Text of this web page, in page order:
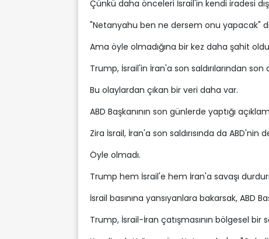
Çünkü daha önceleri İsrail'in kendi iradesi
"Netanyahu ben ne dersem onu yapacak"
Ama öyle olmadığına bir kez daha şahit
Trump, İsrail'in İran'a son saldırılarından
Bu olaylardan çıkan bir veri daha var.
ABD Başkanının son günlerde yaptığı
Zira İsrail, İran'a son saldırısında da
Öyle olmadı.
Trump hem İsrail'e hem İran'a savaşı
İsrail basınına yansıyanlara bakarsak, ABD
Trump, İsrail-İran çatışmasının bölgesel